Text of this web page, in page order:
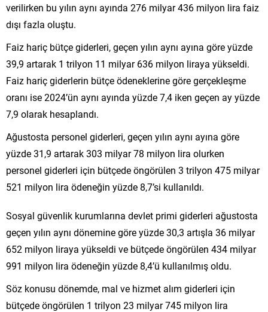
verilirken bu yılın aynı ayında 276 milyar 436 milyon lira faiz
dışı fazla oluştu.
Faiz hariç bütçe giderleri, geçen yılın aynı ayına göre yüzde
39,9 artarak 1 trilyon 11 milyar 636 milyon liraya yükseldi.
Faiz hariç giderlerin bütçe ödeneklerine göre gerçekleşme
oranı ise 2024’ün aynı ayında yüzde 7,4 iken geçen ay yüzde
7,9 olarak hesaplandı.
Ağustosta personel giderleri, geçen yılın aynı ayına göre
yüzde 31,9 artarak 303 milyar 78 milyon lira olurken
personel giderleri için bütçede öngörülen 3 trilyon 475 milyar
521 milyon lira ödeneğin yüzde 8,7’si kullanıldı.
Sosyal güvenlik kurumlarına devlet primi giderleri ağustosta
geçen yılın aynı dönemine göre yüzde 30,3 artışla 36 milyar
652 milyon liraya yükseldi ve bütçede öngörülen 434 milyar
991 milyon lira ödeneğin yüzde 8,4’ü kullanılmış oldu.
Söz konusu dönemde, mal ve hizmet alım giderleri için
bütçede öngörülen 1 trilyon 23 milyar 745 milyon lira